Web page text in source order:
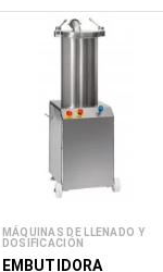
MÁQUINAS DE LLENADO Y
DOSIFICACIÓN
EMBUTIDORA